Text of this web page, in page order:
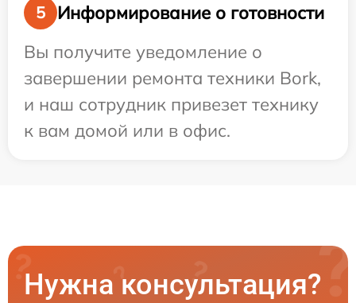
5
Информирование о готовности
Вы получите уведомление о
завершении ремонта техники Bork,
и наш сотрудник привезет технику
к вам домой или в офис.
Нужна консультация?